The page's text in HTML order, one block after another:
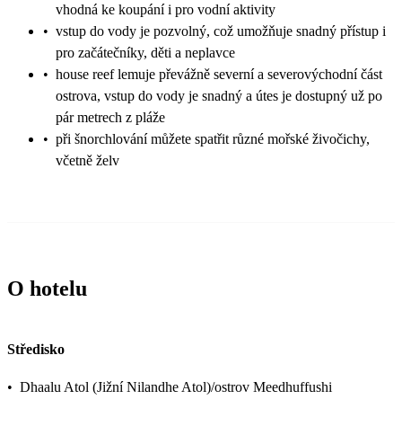
vhodná ke koupání i pro vodní aktivity
• vstup do vody je pozvolný, což umožňuje snadný přístup i
pro začátečníky, děti a neplavce
• house reef lemuje převážně severní a severovýchodní část
ostrova, vstup do vody je snadný a útes je dostupný už po
pár metrech z pláže
• při šnorchlování můžete spatřit různé mořské živočichy,
včetně želv
O hotelu
Středisko
• Dhaalu Atol (Jižní Nilandhe Atol)/ostrov Meedhuffushi